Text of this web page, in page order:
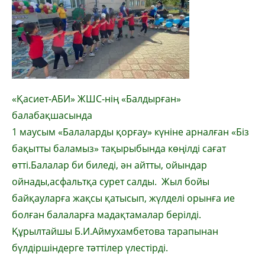
«Қасиет-АБИ» ЖШС-нің «Балдырған»
балабақшасында
1 маусым «Балаларды қорғау» күніне арналған «Біз
бақытты баламыз» тақырыбында көңілді сағат
өтті.Балалар би биледі, ән айтты, ойындар
ойнады,асфальтқа сурет салды. Жыл бойы
байқауларға жақсы қатысып, жүлделі орынға ие
болған балаларға мадақтамалар берілді.
Құрылтайшы Б.И.Аймухамбетова тарапынан
бүлдіршіндерге тәттілер үлестірді.